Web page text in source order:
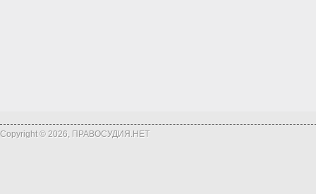
Copyright © 2026, ПРАВОСУДИЯ.НЕТ